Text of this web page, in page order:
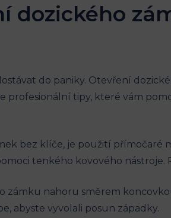
dozického
do paniky. Otevření
tipy, které vám
bez klíče, je použití přímočaré
tenkého kovového nástroje.
zámku nahoru směrem
abyste vyvolali posun západky.